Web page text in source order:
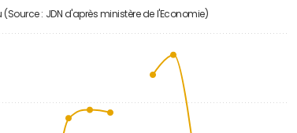
: JDN d'après ministère de l'Economie)